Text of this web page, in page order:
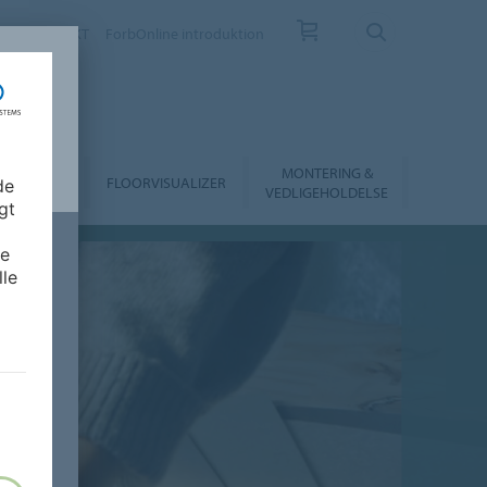
FLOORVISUALIZER
MONTERING &
VEDLIGEHOLDELSE
LAND